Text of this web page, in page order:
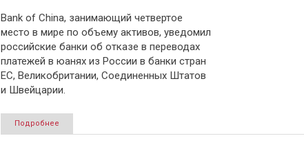
Bank of China, занимающий четвертое
место в мире по объему активов, уведомил
российские банки об отказе в переводах
платежей в юанях из России в банки стран
ЕС, Великобритании, Соединенных Штатов
и Швейцарии.
Подробнее